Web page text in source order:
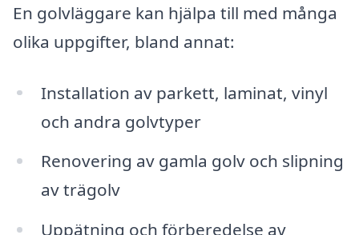
En golvläggare kan hjälpa till med många
olika uppgifter, bland annat:
Installation av parkett, laminat, vinyl
och andra golvtyper
Renovering av gamla golv och slipning
av trägolv
Uppätning och förberedelse av